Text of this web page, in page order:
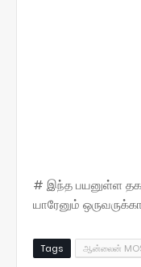
# இந்த பயனுள்ள
யாரேனும்
Tags ஆன்லைன்